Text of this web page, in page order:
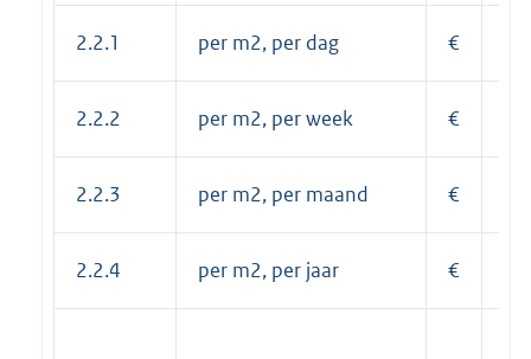
2.2.1 per m2, per dag €
2.2.2 per m2, per week €
2.2.3 per m2, per maand €
2.2.4 per m2, per jaar €